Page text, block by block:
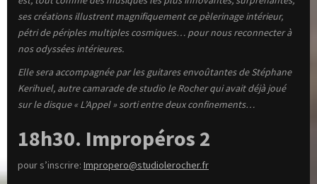
ses créations illustrent magnifiquement ce pèlerinage intérieur,
pétri de périples multiples cosmiques… pour nous reconnecter à
nos odyssées intérieures.
Elle sera accompagnée par les guitares envoûtantes de Stéphane
Kerihuel, autre camarade de studio le Rocher qui avait déjà joué
sur le disque « L’Appel » sorti entre deux confinements…
18h30. Impropéros 2
pour s’inscrire: Impropero@studiolerocher.fr